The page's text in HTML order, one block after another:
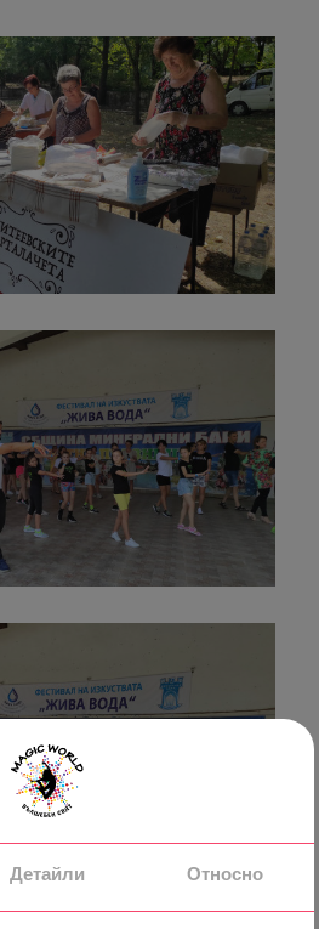
Детайли Относно